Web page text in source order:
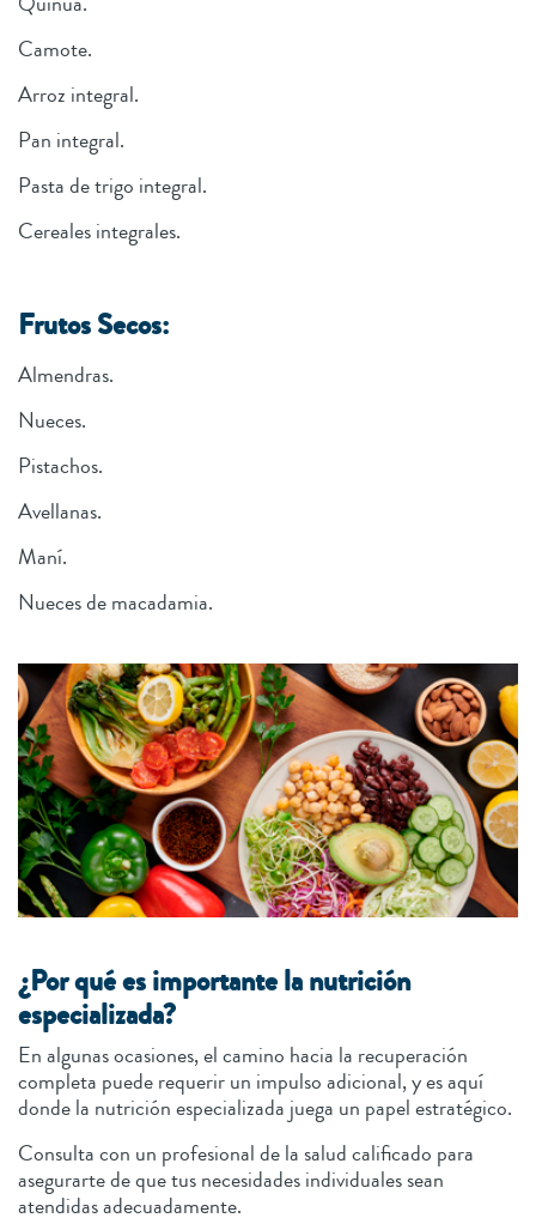
Camote.
Arroz integral.
Pan integral.
Pasta de trigo integral.
Cereales integrales.
Frutos Secos:
Almendras.
Nueces.
Pistachos.
Avellanas.
Maní.
Nueces de macadamia.
¿Por qué es importante la nutrición
especializada?
En algunas ocasiones, el camino hacia la recuperación
completa puede requerir un impulso adicional, y es aquí
donde la nutrición especializada juega un papel estratégico.
Consulta con un profesional de la salud calificado para
asegurarte de que tus necesidades individuales sean
atendidas adecuadamente.